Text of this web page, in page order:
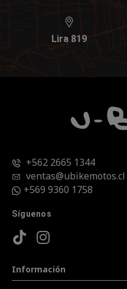
Lira 819
+562 2665 1344
ventas@ubikemotos.cl
+569 9360 1758
Síguenos
Información